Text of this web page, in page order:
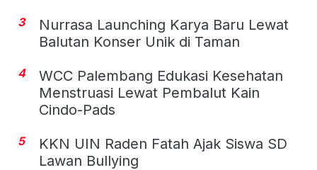
3
Nurrasa Launching Karya Baru Lewat
Balutan Konser Unik di Taman
4
WCC Palembang Edukasi Kesehatan
Menstruasi Lewat Pembalut Kain
Cindo-Pads
5
KKN UIN Raden Fatah Ajak Siswa SD
Lawan Bullying